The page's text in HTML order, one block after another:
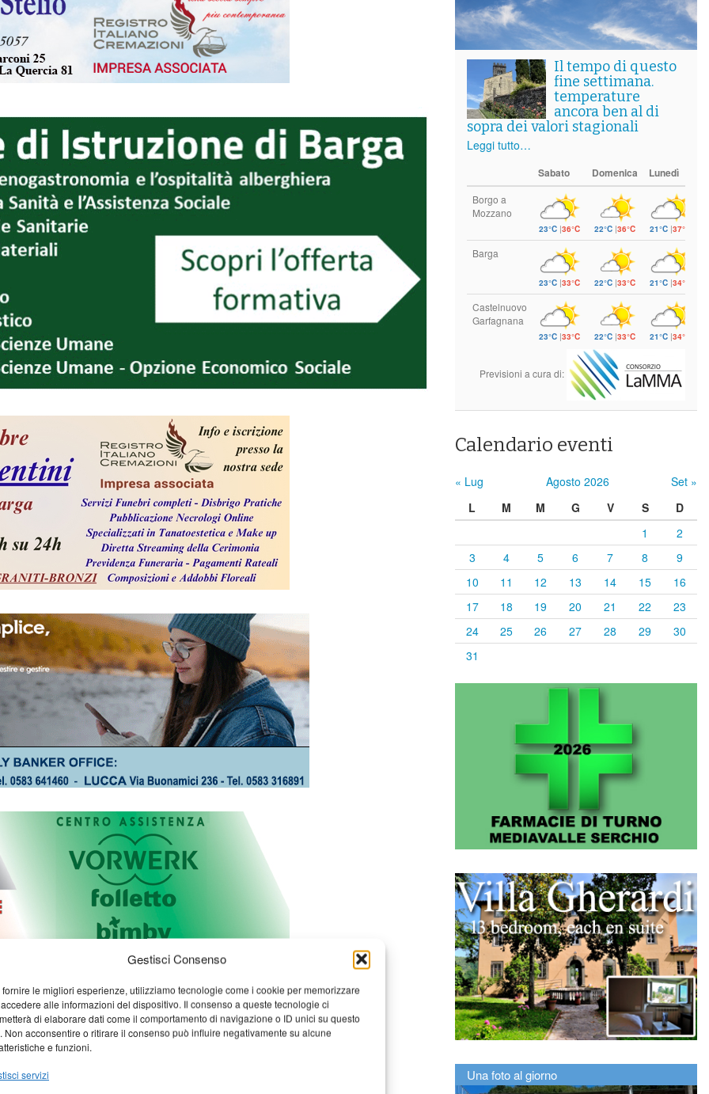
Gestisci Consenso
fornire le migliori esperienze, utilizziamo tecnologie come i cookie per memorizzare
alle informazioni del dispositivo. Il consenso a queste tecnologie ci
di elaborare dati come il comportamento di navigazione o ID unici su questo
Non acconsentire o ritirare il consenso può influire negativamente su alcune
e funzioni.
servizi
Il tempo di questo
fine settimana.
temperature
ancora ben al di
sopra dei valori stagionali
Leggi tutto…
Sabato Domenica Lunedì
Borgo a
Mozzano
23°C |36°C 22°C |36°C 21°C |37°C
Barga
23°C |33°C 22°C |33°C 21°C |34°C
Castelnuovo
Garfagnana
23°C |33°C 22°C |33°C 21°C |34°C
Previsioni a cura di:
Calendario eventi
« Lug Agosto 2026
Set »
L
M M G V S
D
1
2
3
4 5 6 7 8
9
10
11 12 13 14 15
16
17
18 19 20 21 22
23
24
25 26 27 28 29
30
31
Una foto al giorno